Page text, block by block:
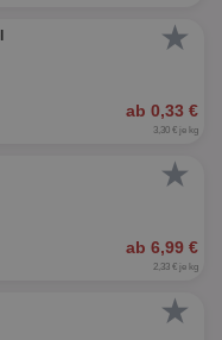
★
ab 0,33 €
3,30 € je kg
★
ab 6,99 €
2,33 € je kg
★